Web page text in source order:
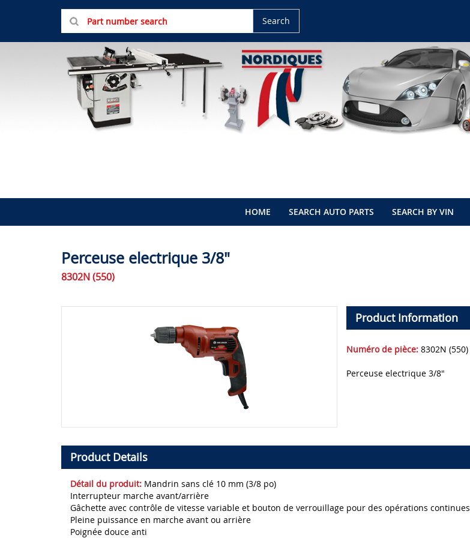
Search
HOME SEARCH AUTO PARTS SEARCH BY VIN
Perceuse electrique 3/8"
8302N (550)
Product Information
Numéro de pièce: 8302N (550)
Perceuse electrique 3/8"
Product Details
Détail du produit: Mandrin sans clé 10 mm (3/8 po)
Interrupteur marche avant/arrière
Gâchette avec contrôle de vitesse variable et bouton de verrouillage pour des opérations continues
Pleine puissance en marche avant ou arrière
Poignée douce anti